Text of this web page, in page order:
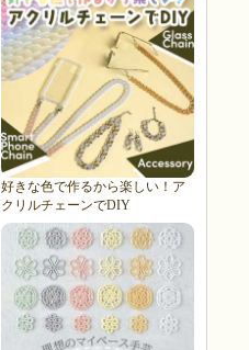
好きな色で作るから楽しい！ア
クリルチェーンでDIY